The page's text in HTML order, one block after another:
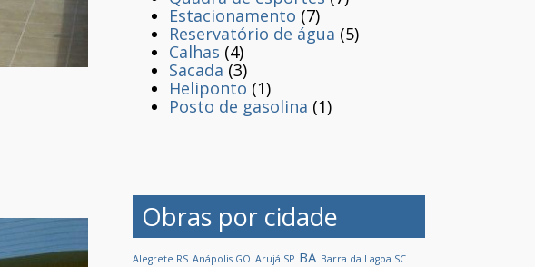
Estacionamento (7)
Reservatório de água (5)
Calhas (4)
Sacada (3)
Heliponto (1)
Posto de gasolina (1)
Obras por cidade
Alegrete RS Anápolis GO Arujá SP BA Barra da Lagoa SC